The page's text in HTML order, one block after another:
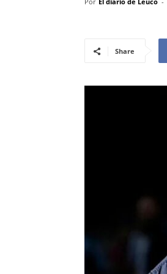
Share